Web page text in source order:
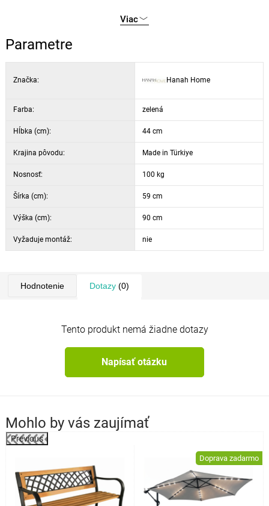
hnedá a zelená
rozmery:
Viac
Parametre
Značka: Hanah Home
Farba: zelená
Hĺbka (cm): 44 cm
Krajina pôvodu: Made in Türkiye
Nosnosť: 100 kg
Šírka (cm): 59 cm
Výška (cm): 90 cm
Vyžaduje montáž: nie
Hodnotenie Dotazy(0)
Tento produkt nemá žiadne dotazy
Napísať otázku
Mohlo by vás zaujímať
Previous
Doprava zadarmo